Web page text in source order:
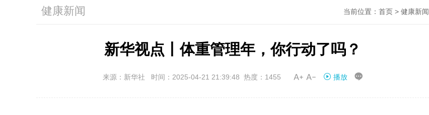
健康新闻 当前位置： 首页 > 健康新闻
新华视点丨体重管理年，你行动了吗？
来源：新华社 时间：2025-04-21 21:39:48 热度：1455  播放 